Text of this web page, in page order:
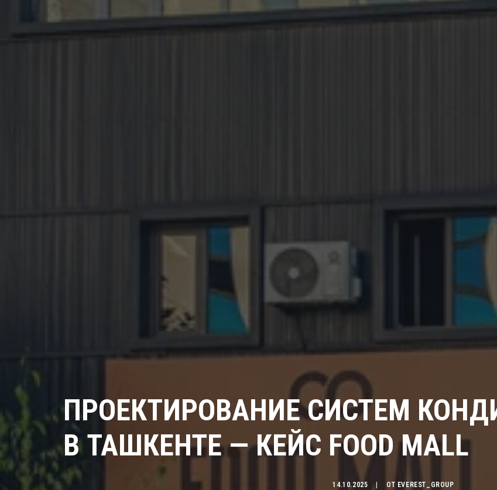
ПРОЕКТИРОВАНИЕ СИСТЕМ
В ТАШКЕНТЕ — КЕЙС FOOD MALL
14.10.2025 ОТ EVEREST_GROUP